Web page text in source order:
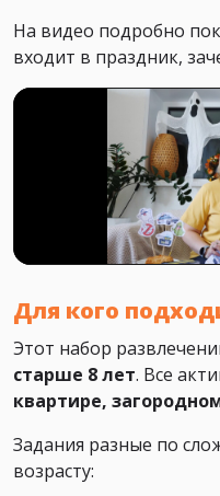
На видео подробно
входит в праздник,
Для кого
Этот набор
старше 8 лет. Все
квартире,
Задания разные по
возрасту: